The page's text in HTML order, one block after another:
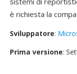
è richiesta la
Sviluppatore:
Prima versione: